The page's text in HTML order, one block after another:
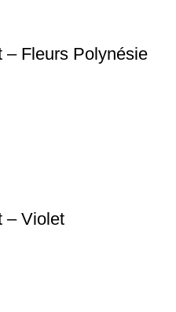
– Fleurs Polynésie
– Violet